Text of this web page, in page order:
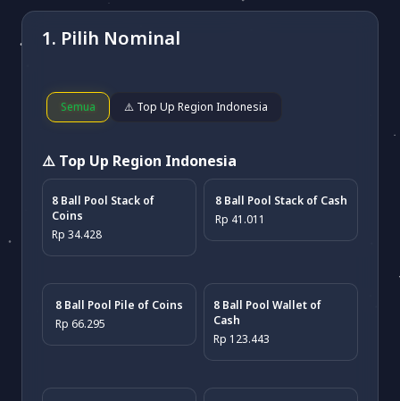
1. Pilih Nominal
Semua ⚠️ Top Up Region Indonesia
⚠️ Top Up Region Indonesia
8 Ball Pool Stack of
Coins
Rp 34.428
8 Ball Pool Stack of Cash
Rp 41.011
8 Ball Pool Pile of Coins
Rp 66.295
8 Ball Pool Wallet of
Cash
Rp 123.443